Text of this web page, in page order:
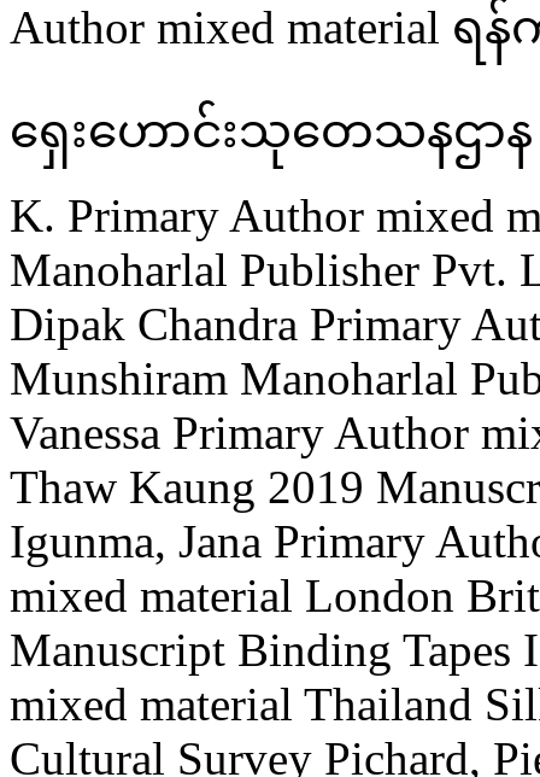
Author mixed material ရန်
ရှေးဟောင်းသုတေသနဌာန
K. Primary Author mixed
Manoharlal Publisher Pvt.
Dipak Chandra Primary
Munshiram Manoharlal
Vanessa Primary Author
Thaw Kaung 2019
Igunma, Jana Primary
mixed material London
Manuscript Binding Tapes
mixed material Thailand
Cultural Survey Pichard,